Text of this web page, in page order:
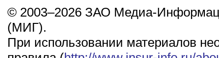
© 2003–2026 ЗАО Медиа-
(МИГ).
При использовании материалов